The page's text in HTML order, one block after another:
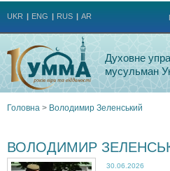
UKR ENG RUS AR
Духовне
мусульман
є
Головна > Володимир Зеленський
ВОЛОДИМИР
30.06.2026